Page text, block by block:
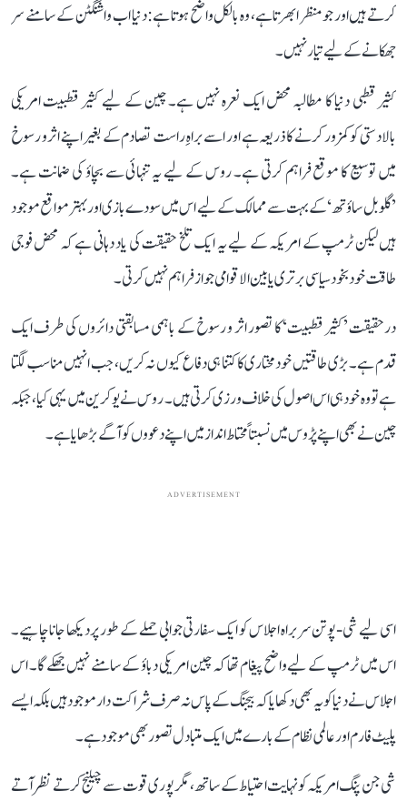
کرتے ہیں اور جو منظر ابھرتا ہے، وہ بالکل واضح ہوتا ہے: دنیا اب واشنگٹن کے سامنے سر
جھکانے کے لیے تیار نہیں۔
کثیر قطبی دنیا کا مطالبہ محض ایک نعرہ نہیں ہے۔ چین کے لیے کثیر قطبیت امریکی
بالادستی کو کمزور کرنے کا ذریعہ ہے اور اسے براہِ راست تصادم کے بغیر اپنے اثر و رسوخ
میں توسیع کا موقع فراہم کرتی ہے۔ روس کے لیے یہ تنہائی سے بچاؤ کی ضمانت ہے۔
’گلوبل ساؤتھ‘ کے بہت سے ممالک کے لیے اس میں سودے بازی اور بہتر مواقع موجود
ہیں لیکن ٹرمپ کے امریکہ کے لیے یہ ایک تلخ حقیقت کی یاد دہانی ہے کہ محض فوجی
طاقت خود بخود سیاسی برتری یا بین الاقوامی جواز فراہم نہیں کرتی۔
درحقیقت ’کثیر قطبیت‘ کا تصور اثر و رسوخ کے باہمی مسابقتی دائروں کی طرف ایک
قدم ہے۔ بڑی طاقتیں خودمختاری کا کتنا ہی دفاع کیوں نہ کریں، جب انہیں مناسب لگتا
ہے تو وہ خود ہی اس اصول کی خلاف ورزی کرتی ہیں۔ روس نے یوکرین میں یہی کیا، جبکہ
چین نے بھی اپنے پڑوس میں نسبتاً محتاط انداز میں اپنے دعووں کو آگے بڑھایا ہے۔
ADVERTISEMENT
اسی لیے شی-پوتن سربراہ اجلاس کو ایک سفارتی جوابی حملے کے طور پر دیکھا جانا چاہیے۔
اس میں ٹرمپ کے لیے واضح پیغام تھا کہ چین امریکی دباؤ کے سامنے نہیں جھکے گا۔ اس
اجلاس نے دنیا کو یہ بھی دکھایا کہ بیجنگ کے پاس نہ صرف شراکت دار موجود ہیں بلکہ ایسے
پلیٹ فارم اور عالمی نظام کے بارے میں ایک متبادل تصور بھی موجود ہے۔
شی جن پنگ امریکہ کو نہایت احتیاط کے ساتھ، مگر پوری قوت سے چیلنج کرتے نظر آتے